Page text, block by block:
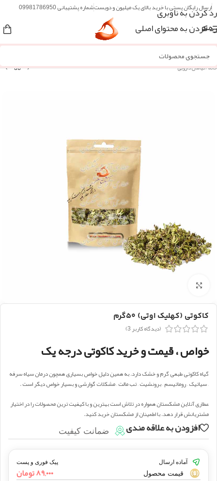
رد کردن به ناوبری
رد کردن به محتوای اصلی
ارسال رایگان پستی با خرید بالای یک میلیون و دویستشماره پشتیبانی 09981786950
منو
خانه/گیاهان دارویی
کاکوتی (کهلیک اوتی) ۵۰گرم
(دیدگاه کاربر 3
)
خواص ، قیمت و خرید کاکوتی درجه یک
گیاه کاکوتی طبعی گرم و خشک دارد. به همین دلیل خواص بسیاری همچون درمان سیاه سرفه
– سیاتیک – روماتیسم – برونشیت – تب مالت – مشکلات گوارشی و بسیار خواص دیگر است .
عطاری آنلاین مشکستان همواره در تلاش است بهترین و با کیفیت ترین محصولات را در اختیار
مشتریانش قرار دهد. با اطمینان از مشکستان خرید کنید.
افزودن به علاقه مندی ضمانت کیفیت
آماده ارسال پیک فوری و پست
قیمت محصول ۸۹,۰۰۰تومان